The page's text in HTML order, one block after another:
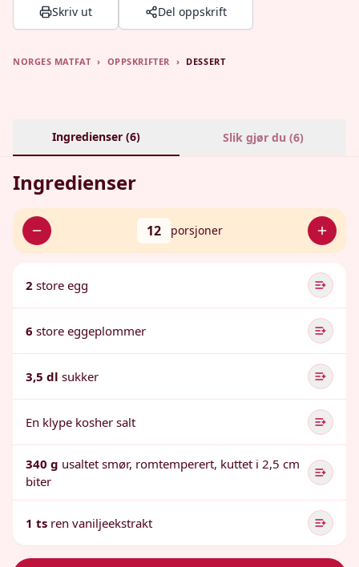
Skriv ut Del oppskrift
NORGES MATFAT › OPPSKRIFTER › DESSERT
Ingredienser (6) Slik gjør du (6)
Ingredienser
12 porsjoner
2 store egg
6 store eggeplommer
3,5 dl sukker
En klype kosher salt
340 g usaltet smør, romtemperert, kuttet i 2,5 cm
biter
1 ts ren vaniljeekstrakt